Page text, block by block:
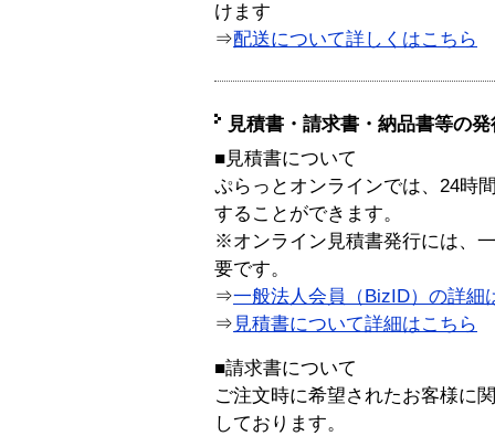
けます
⇒配送について詳しくはこちら
見積書・請求書・納品書等の
■見積書について
ぷらっとオンラインでは、24時
することができます。
※オンライン見積書発行には、
要です。
⇒一般法人会員（BizID）の詳細
⇒ 見積書について詳細はこちら
■請求書について
ご注文時に希望されたお客様に
しております。